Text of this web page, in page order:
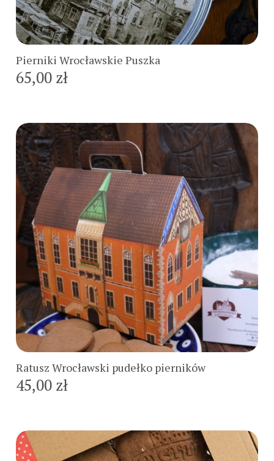
Pierniki Wrocławskie Puszka
65,00 zł
Do koszyka
Ratusz Wrocławski pudełko pierników
45,00 zł
Do koszyka